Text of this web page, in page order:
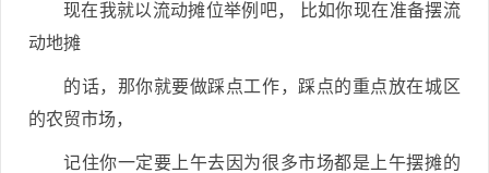
现在我就以流动摊位举例吧， 比如你现在准备摆流
动地摊
的话，那你就要做踩点工作，踩点的重点放在城区
的农贸市场，
记住你一定要上午去因为很多市场都是上午摆摊的